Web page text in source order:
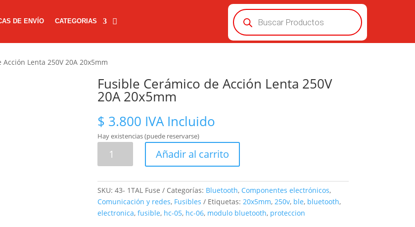
DE ENVÍO CATEGORIAS
Búsqueda
de
productos
Lenta 250V 20A 20x5mm
Fusible Cerámico de Acción Lenta 250V
20A 20x5mm
$ 3.800 IVA Incluido
Hay existencias (puede reservarse)
Cerámico
Acción
Lenta
250V
20A
Añadir al carrito
SKU: 43- 1TAL Fuse Categorías: Bluetooth, Componentes electrónicos,
Comunicación y redes, Fusibles Etiquetas: 20x5mm, 250v, ble, bluetooth,
electronica, fusible, hc-05, hc-06, modulo bluetooth, proteccion